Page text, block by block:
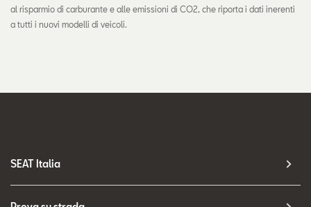
al risparmio di carburante e alle emissioni di CO2, che riporta i dati inerenti
a tutti i nuovi modelli di veicoli.
SEAT Italia